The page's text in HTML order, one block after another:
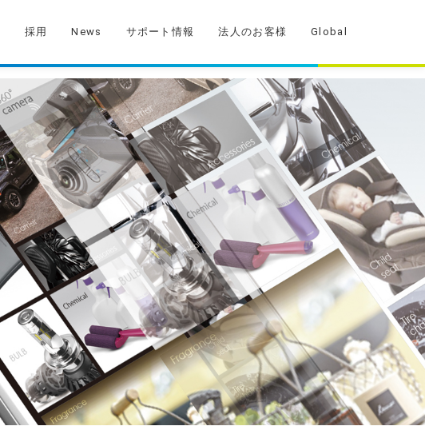
採用 News サポート情報 法人のお客様 Global